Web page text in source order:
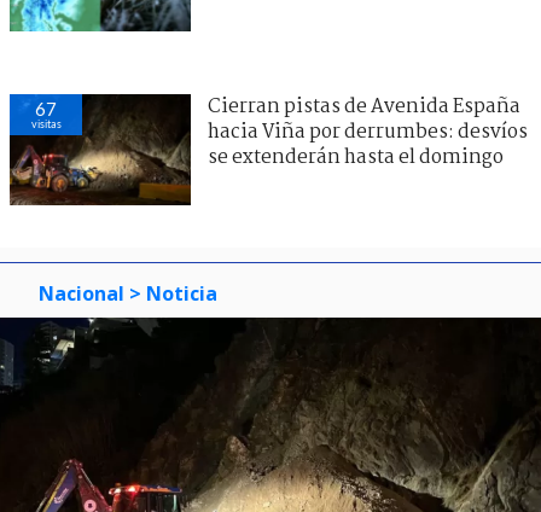
67
visitas
Cierran pistas de Avenida España
hacia Viña por derrumbes: desvíos
se extenderán hasta el domingo
Nacional > Noticia